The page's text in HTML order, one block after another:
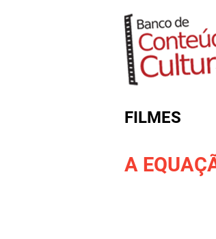
FILMES
A